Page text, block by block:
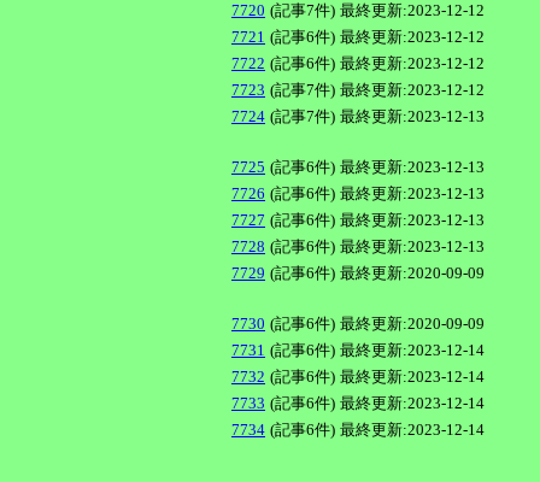
7720 (記事7件) 最終更新:2023-12-12
7721 (記事6件) 最終更新:2023-12-12
7722 (記事6件) 最終更新:2023-12-12
7723 (記事7件) 最終更新:2023-12-12
7724 (記事7件) 最終更新:2023-12-13
7725 (記事6件) 最終更新:2023-12-13
7726 (記事6件) 最終更新:2023-12-13
7727 (記事6件) 最終更新:2023-12-13
7728 (記事6件) 最終更新:2023-12-13
7729 (記事6件) 最終更新:2020-09-09
7730 (記事6件) 最終更新:2020-09-09
7731 (記事6件) 最終更新:2023-12-14
7732 (記事6件) 最終更新:2023-12-14
7733 (記事6件) 最終更新:2023-12-14
7734 (記事6件) 最終更新:2023-12-14